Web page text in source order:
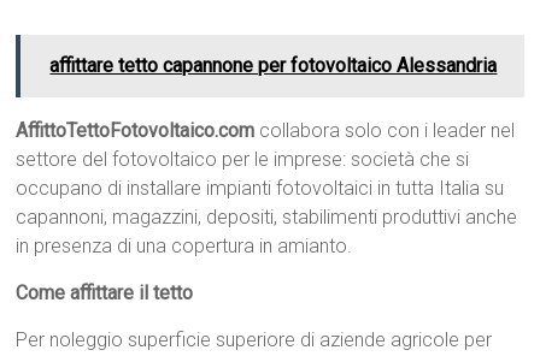
affittare tetto capannone per fotovoltaico Alessandria
AffittoTettoFotovoltaico.com collabora solo con i leader nel
settore del fotovoltaico per le imprese: società che si
occupano di installare impianti fotovoltaici in tutta Italia su
capannoni, magazzini, depositi, stabilimenti produttivi anche
in presenza di una copertura in amianto.
Come affittare il tetto
Per noleggio superficie superiore di aziende agricole per